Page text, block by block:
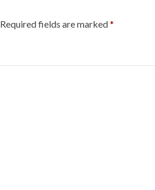
Required fields are marked*